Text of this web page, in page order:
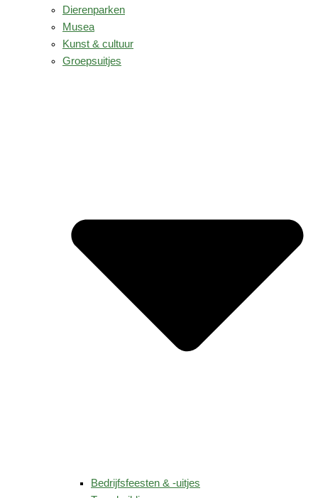
Dierenparken
Musea
Kunst & cultuur
Groepsuitjes
Bedrijfsfeesten & -uitjes